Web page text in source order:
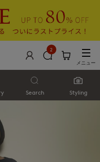
2
メニュー
Search Styling